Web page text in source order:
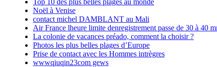
Noël à Venise
contact michel DAMBLANT au Mali
Air France lheure limite denregistrement passe de 30 à 40
La colonie de vacances préado, comment la choisir ?
Photos les plus belles plages d’Europe
Prise de contact avec les Hommes intrègres
wwwqiuqin23com gews